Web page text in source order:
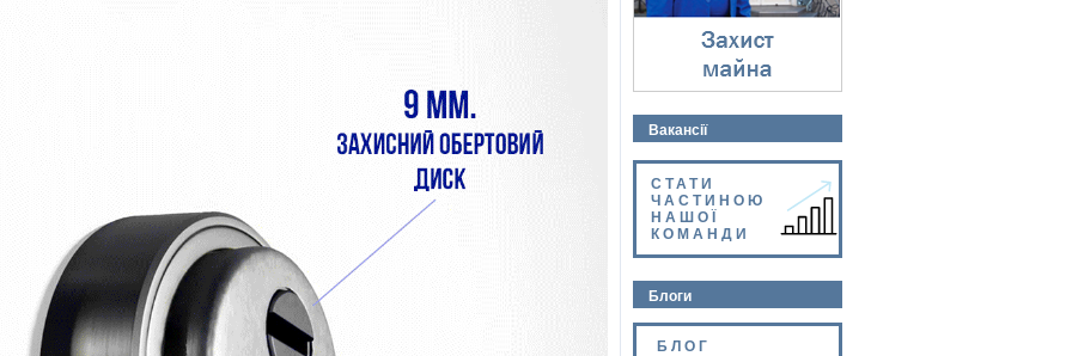
Вакансії
СТАТИ
ЧАСТИНОЮ
НАШОЇ
КОМАНДИ
Блоги
БЛОГ